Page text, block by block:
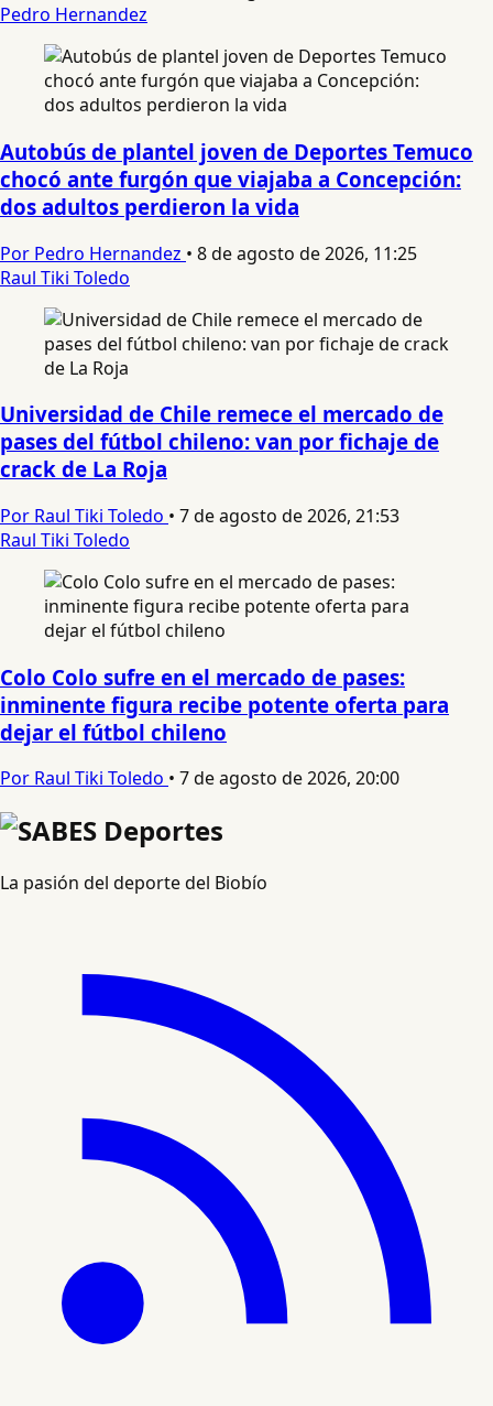
Pedro Hernandez
Autobús de plantel joven de Deportes Temuco
chocó ante furgón que viajaba a Concepción:
dos adultos perdieron la vida
Por Pedro Hernandez • 8 de agosto de 2026, 11:25
Raul Tiki Toledo
Universidad de Chile remece el mercado de
pases del fútbol chileno: van por fichaje de
crack de La Roja
Por Raul Tiki Toledo • 7 de agosto de 2026, 21:53
Raul Tiki Toledo
Colo Colo sufre en el mercado de pases:
inminente figura recibe potente oferta para
dejar el fútbol chileno
Por Raul Tiki Toledo • 7 de agosto de 2026, 20:00
La pasión del deporte del Biobío